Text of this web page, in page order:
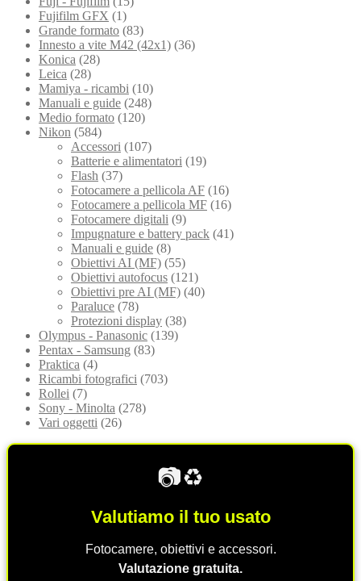
Fujifilm GFX (1)
Grande formato (83)
Innesto a vite M42 (42x1) (36)
Konica (28)
Leica (28)
Mamiya - ricambi (10)
Manuali e guide (248)
Medio formato (120)
Nikon (584)
Accessori (107)
Batterie e alimentatori (19)
Flash (37)
Fotocamere a pellicola AF (16)
Fotocamere a pellicola MF (16)
Fotocamere digitali (9)
Impugnature e battery pack (41)
Manuali e guide (8)
Obiettivi AI (MF) (55)
Obiettivi autofocus (121)
Obiettivi pre AI (MF) (40)
Paraluce (78)
Protezioni display (38)
Olympus - Panasonic (139)
Pentax - Samsung (83)
Praktica (4)
Ricambi fotografici (703)
Rollei (7)
Sony - Minolta (278)
Vari oggetti (26)
📷♻️
Valutiamo il tuo usato
Fotocamere, obiettivi e accessori.
Valutazione gratuita.